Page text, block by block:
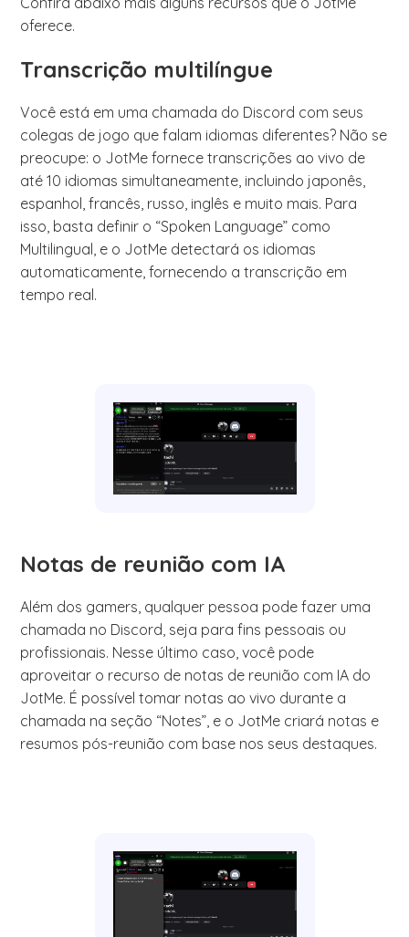
oferece.
Transcrição multilíngue
Você está em uma chamada do Discord com seus
colegas de jogo que falam idiomas diferentes? Não se
preocupe: o JotMe fornece transcrições ao vivo de
até 10 idiomas simultaneamente, incluindo japonês,
espanhol, francês, russo, inglês e muito mais. Para
isso, basta definir o “Spoken Language” como
Multilingual, e o JotMe detectará os idiomas
automaticamente, fornecendo a transcrição em
tempo real.
Notas de reunião com IA
Além dos gamers, qualquer pessoa pode fazer uma
chamada no Discord, seja para fins pessoais ou
profissionais. Nesse último caso, você pode
aproveitar o recurso de notas de reunião com IA do
JotMe. É possível tomar notas ao vivo durante a
chamada na seção “Notes”, e o JotMe criará notas e
resumos pós-reunião com base nos seus destaques.